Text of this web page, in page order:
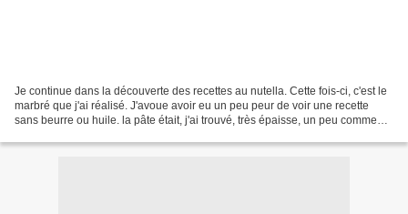
Je continue dans la découverte des recettes au nutella. Cette fois-ci, c'est le
marbré que j'ai réalisé. J'avoue avoir eu un peu peur de voir une recette
sans beurre ou huile. la pâte était, j'ai trouvé, très épaisse, un peu comme